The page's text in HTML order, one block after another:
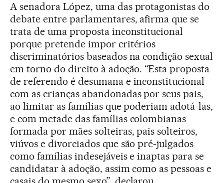
A senadora López, uma das protagonistas do
debate entre parlamentares, afirma que se
trata de uma proposta inconstitucional
porque pretende impor critérios
discriminatórios baseados na condição sexual
em torno do direito à adoção. “Esta proposta
de referendo é desumana e inconstitucional
com as crianças abandonadas por seus pais,
ao limitar as famílias que poderiam adotá-las,
e com metade das famílias colombianas
formada por mães solteiras, pais solteiros,
viúvos e divorciados que são pré-julgados
como famílias indesejáveis e inaptas para se
candidatar à adoção, assim como as pessoas e